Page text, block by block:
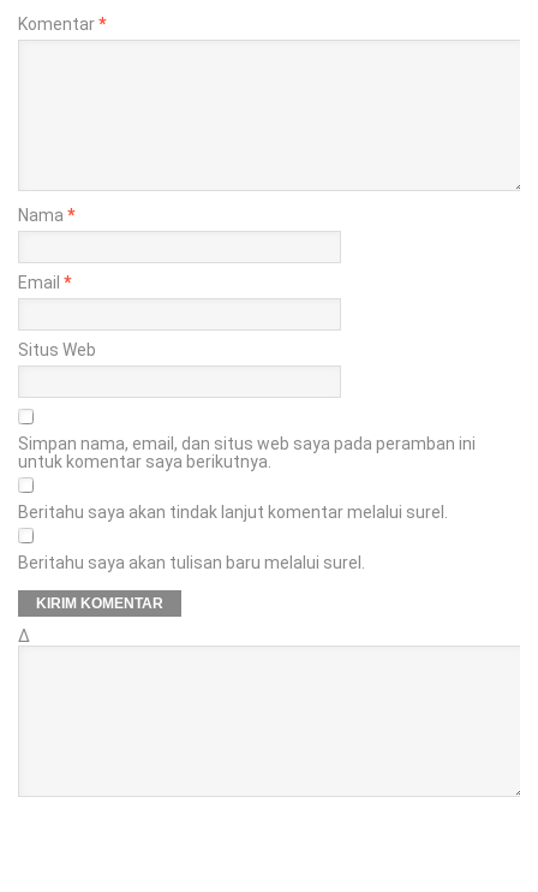
Komentar*
Nama *
Email *
Situs Web
Simpan nama, email, dan situs web saya pada peramban ini
untuk komentar saya berikutnya.
Beritahu saya akan tindak lanjut komentar melalui surel.
Beritahu saya akan tulisan baru melalui surel.
Δ